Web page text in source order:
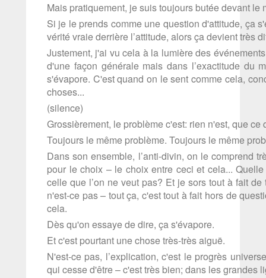
Mais pratiquement, je suis toujours butée devant le
Si je le prends comme une question d'attitude, ça
vérité vraie derrière l’attitude, alors ça devient très
Justement, j'ai vu cela à la lumière des
d'une façon générale mais dans l’exactitude du
s'évapore. C'est quand on le sent comme cela,
choses...
(silence)
Grossièrement, le problème c'est: rien n'est, que ce
Toujours le même problème. Toujours le même
Dans son ensemble, l’anti-divin, on le comprend
pour le choix – le choix entre ceci et cela...
celle que l’on ne veut pas? Et je sors tout à fait
n'est-ce pas – tout ça, c'est tout à fait hors de
cela.
Dès qu'on essaye de dire, ça s'évapore.
Et c'est pourtant une chose très-très aiguë.
N'est-ce pas, l’explication, c'est le progrès
qui cesse d'être – c'est très bien; dans les grandes